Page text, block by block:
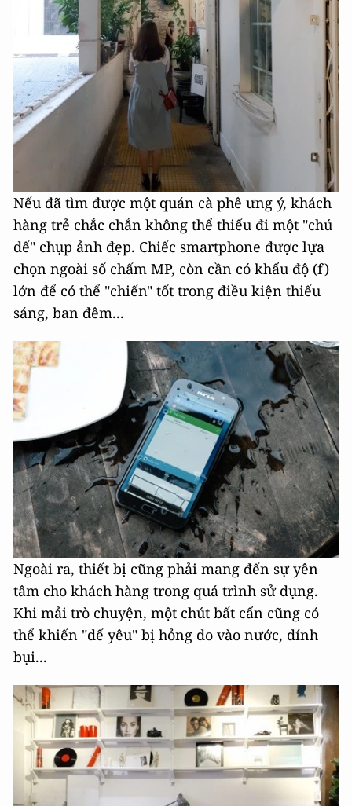
Nếu đã tìm được một quán cà phê ưng ý, khách
hàng trẻ chắc chắn không thể thiếu đi một "chú
dế" chụp ảnh đẹp. Chiếc smartphone được lựa
chọn ngoài số chấm MP, còn cần có khẩu độ (f)
lớn để có thể "chiến" tốt trong điều kiện thiếu
sáng, ban đêm...
Ngoài ra, thiết bị cũng phải mang đến sự yên
tâm cho khách hàng trong quá trình sử dụng.
Khi mải trò chuyện, một chút bất cẩn cũng có
thể khiến "dế yêu" bị hỏng do vào nước, dính
bụi...